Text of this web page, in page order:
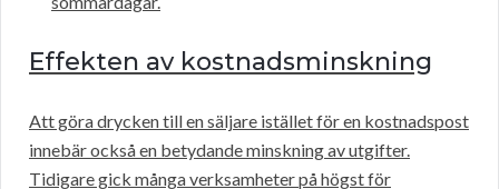
Effekten av kostnadsminskning
Att göra drycken till en säljare istället för en kostnadspost
innebär också en betydande minskning av utgifter.
Tidigare gick många verksamheter på högst för